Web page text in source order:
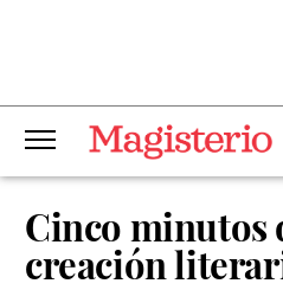
Cinco minutos
creación